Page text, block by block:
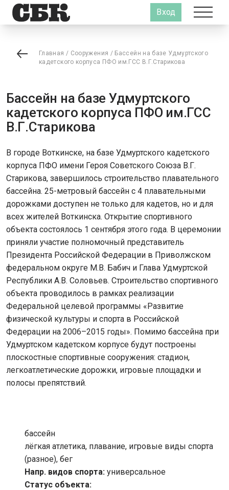
Вход
Главная / Сооружения / Бассейн на базе Удмуртского
кадетского корпуса ПФО им.ГСС В.Г.Старикова
Бассейн на базе Удмуртского
кадетского корпуса ПФО им.ГСС
В.Г.Старикова
В городе Воткинске, на базе Удмуртского кадетского
корпуса ПФО имени Героя Советского Союза В.Г.
Старикова, завершилось строительство плавательного
бассейна. 25-метровый бассейн с 4 плавательными
дорожками доступен не только для кадетов, но и для
всех жителей Воткинска. Открытие спортивного
объекта состоялось 1 сентября этого года. В церемонии
приняли участие полномочный представитель
Президента Российской Федерации в Приволжском
федеральном округе М.В. Бабич и Глава Удмуртской
Республики А.В. Соловьев. Строительство спортивного
объекта проводилось в рамках реализации
Федеральной целевой программы «Развитие
физической культуры и спорта в Российской
Федерации на 2006–2015 годы». Помимо бассейна при
Удмуртском кадетском корпусе будут построены
плоскостные спортивные сооружения: стадион,
легкоатлетические дорожки, игровые площадки и
полосы препятствий.
бассейн
лёгкая атлетика, плавание, игровые виды спорта
(разное), бег
Напр. видов спорта: универсальное
Статус объекта: